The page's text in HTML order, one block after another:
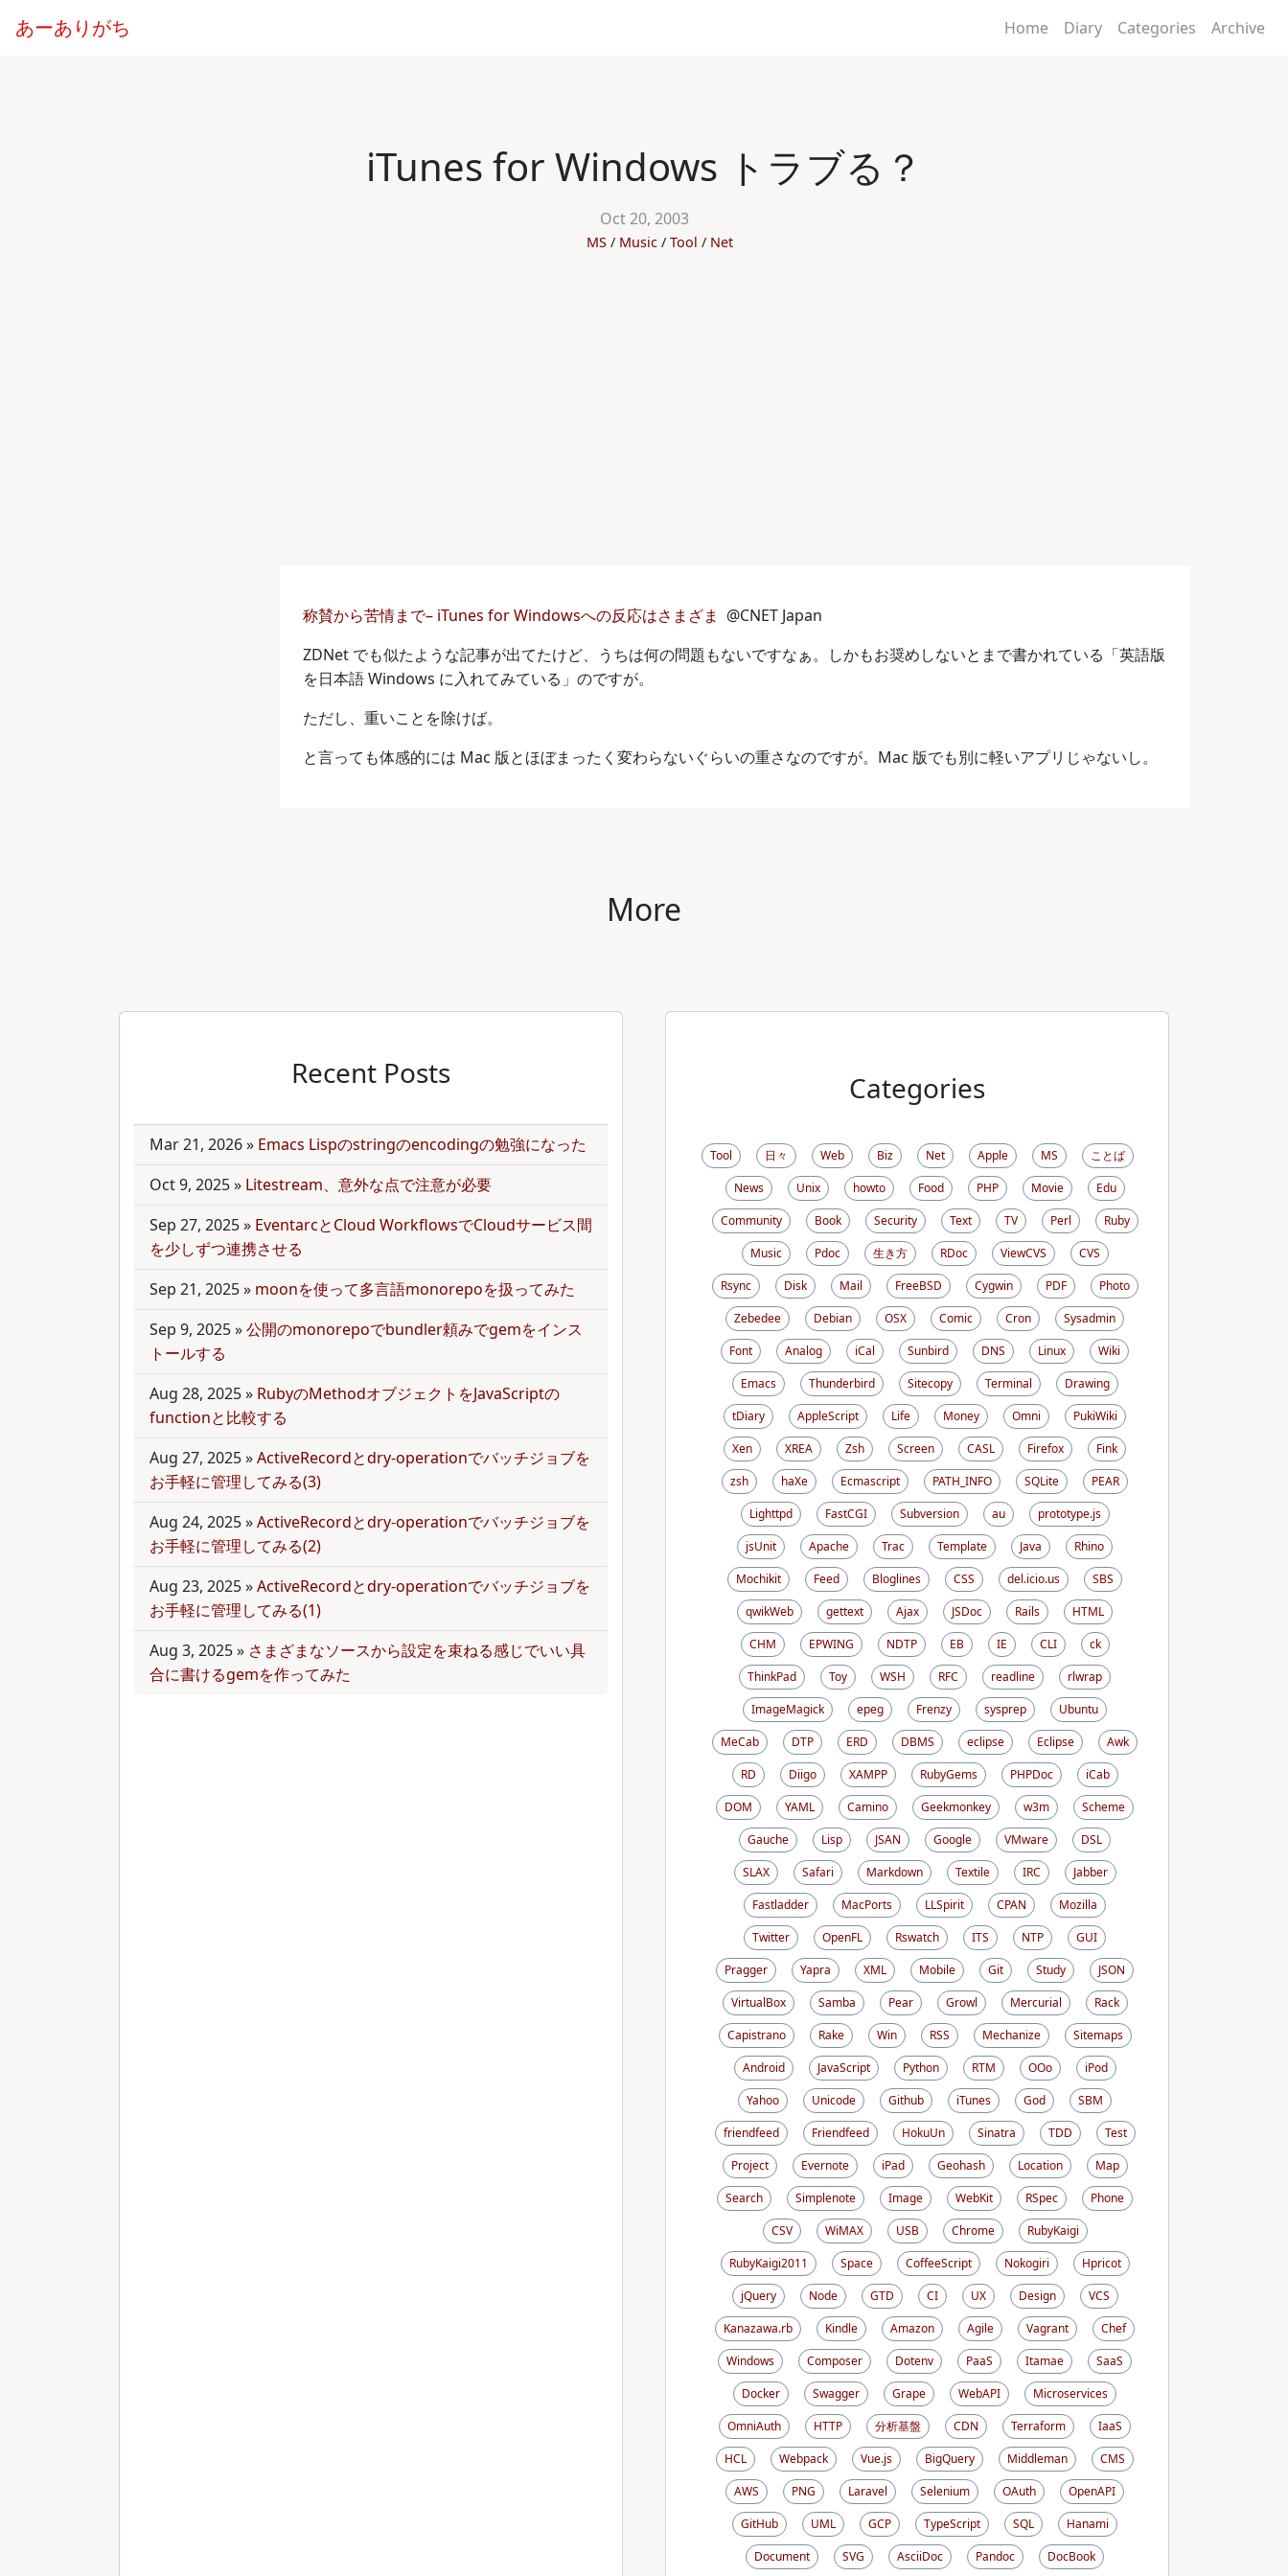
あーありがち Home Diary Categories Archive
iTunes for Windows トラブる？
Oct 20, 2003
MS Music Tool Net
称賛から苦情まで– iTunes for Windowsへの反応はさまざま @CNET Japan
ZDNet でも似たような記事が出てたけど、うちは何の問題もないですなぁ。しかもお奨めしないとまで書かれている「英語版
を日本語 Windows に入れてみている」のですが。
ただし、重いことを除けば。
と言っても体感的には Mac 版とほぼまったく変わらないぐらいの重さなのですが。Mac 版でも別に軽いアプリじゃないし。
More
Recent Posts
Mar 21, 2026» Emacs Lispのstringのencodingの勉強になった
Oct 9, 2025» Litestream、意外な点で注意が必要
Sep 27, 2025» EventarcとCloud WorkflowsでCloudサービス間
を少しずつ連携させる
Sep 21, 2025» moonを使って多言語monorepoを扱ってみた
Sep 9, 2025»公開のmonorepoでbundler頼みでgemをインス
トールする
Aug 28, 2025» RubyのMethodオブジェクトをJavaScriptの
functionと比較する
Aug 27, 2025»ActiveRecordとdry-operationでバッチジョブを
お手軽に管理してみる(3)
Aug 24, 2025»ActiveRecordとdry-operationでバッチジョブを
お手軽に管理してみる(2)
Aug 23, 2025»ActiveRecordとdry-operationでバッチジョブを
お手軽に管理してみる(1)
Aug 3, 2025» さまざまなソースから設定を束ねる感じでいい具
合に書けるgemを作ってみた
Categories
Tool 日々 Web Biz Net Apple MS
ことば
News
Unix howto Food PHP Movie
Edu
Community
Book Security Text TV Perl
Ruby
Music
Pdoc 生き方 RDoc ViewCVS
CVS
Rsync
Disk Mail FreeBSD Cygwin PDF
Photo
Zebedee
Debian OSX Comic Cron
Sysadmin
Font
Analog iCal Sunbird DNS Linux
Wiki
Emacs
Thunderbird Sitecopy Terminal
Drawing
tDiary
AppleScript Life Money Omni
PukiWiki
Xen
XREA Zsh Screen CASL Firefox
Fink
zsh
haXe Ecmascript PATH_INFO SQLite
PEAR
Lighttpd
FastCGI Subversion au
prototype.js
jsUnit
Apache Trac Template Java
Rhino
Mochikit
Feed Bloglines CSS del.icio.us
SBS
qwikWeb
gettext Ajax JSDoc Rails
HTML
CHM
EPWING NDTP EB IE CLI
ck
ThinkPad
Toy WSH RFC readline
rlwrap
ImageMagick
epeg Frenzy sysprep
Ubuntu
MeCab
DTP ERD DBMS eclipse Eclipse
Awk
RD
Diigo XAMPP RubyGems PHPDoc
iCab
DOM
YAML Camino Geekmonkey w3m
Scheme
Gauche
Lisp JSAN Google VMware
DSL
SLAX
Safari Markdown Textile IRC
Jabber
Fastladder
MacPorts LLSpirit CPAN
Mozilla
Twitter
OpenFL Rswatch ITS NTP
GUI
Pragger
Yapra XML Mobile Git Study
JSON
VirtualBox
Samba Pear Growl Mercurial
Rack
Capistrano
Rake Win RSS Mechanize
Sitemaps
Android
JavaScript Python RTM OOo
iPod
Yahoo
Unicode Github iTunes God
SBM
friendfeed
Friendfeed HokuUn Sinatra TDD
Test
Project
Evernote iPad Geohash Location
Map
Search
Simplenote Image WebKit RSpec
Phone
CSV
WiMAX USB Chrome
RubyKaigi
RubyKaigi2011
Space CoffeeScript Nokogiri
Hpricot
jQuery
Node GTD CI UX Design
VCS
Kanazawa.rb
Kindle Amazon Agile Vagrant
Chef
Windows
Composer Dotenv PaaS Itamae
SaaS
Docker
Swagger Grape WebAPI
Microservices
OmniAuth
HTTP 分析基盤 CDN Terraform
IaaS
HCL
Webpack Vue.js BigQuery Middleman
CMS
AWS
PNG Laravel Selenium OAuth
OpenAPI
GitHub
UML GCP TypeScript SQL
Hanami
Document
SVG AsciiDoc Pandoc DocBook